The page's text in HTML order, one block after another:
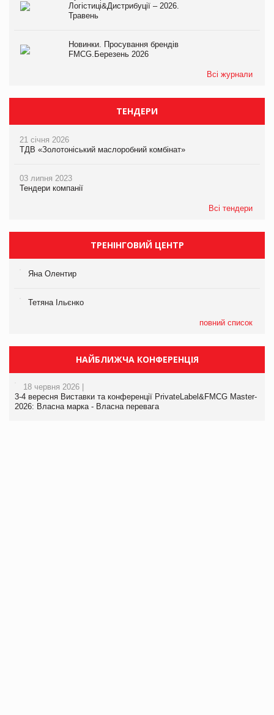
Логістиці&Дистрибуції – 2026.
Травень
Новинки. Просування брендів
FMCG.Березень 2026
Всі журнали
ТЕНДЕРИ
21 січня 2026
ТДВ «Золотоніський маслоробний комбінат»
03 липня 2023
Тендери компанії
Всі тендери
ТРЕНІНГОВИЙ ЦЕНТР
Яна Олентир
Тетяна Ільєнко
повний список
НАЙБЛИЖЧА КОНФЕРЕНЦІЯ
18 червня 2026 |
3-4 вересня Виставки та конференції PrivateLabel&FMCG Master-
2026: Власна марка - Власна перевага